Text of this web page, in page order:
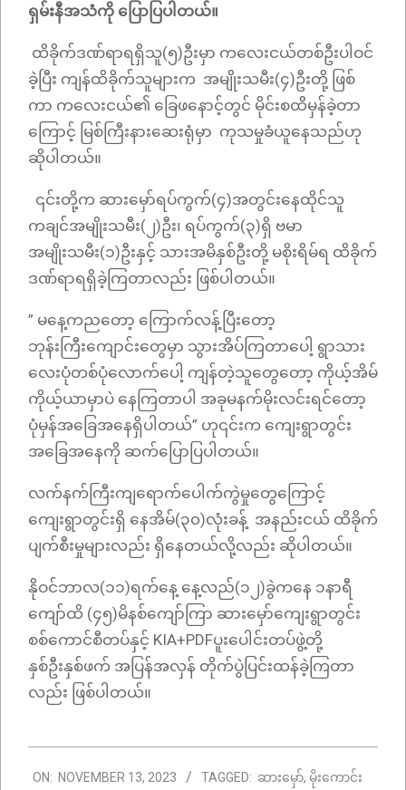
ရှမ်းနီအသံကို ပြောပြပါတယ်။
ထိခိုက်ဒဏ်ရာရရှိသူ(၅)ဦးမှာ ကလေးငယ်တစ်ဦးပါဝင်
ခဲ့ပြီး ကျန်ထိခိုက်သူများက အမျိုးသမီး(၄)ဦးတို့ ဖြစ်
ကာ ကလေးငယ်၏ ခြေဖနောင့်တွင် မိုင်းစထိမှန်ခဲ့တာ
ကြောင့် မြစ်ကြီးနားဆေးရုံမှာ ကုသမှုခံယူနေသည်ဟု
ဆိုပါတယ်။
၎င်းတို့က ဆားမှော်ရပ်ကွက်(၄)အတွင်းနေထိုင်သူ
ကချင်အမျိုးသမီး(၂)ဦး၊ ရပ်ကွက်(၃)ရှိ ဗမာ
အမျိုးသမီး(၁)ဦးနှင့် သားအမိနှစ်ဦးတို့ မစိုးရိမ်ရ ထိခိုက်
ဒဏ်ရာရရှိခဲ့ကြတာလည်း ဖြစ်ပါတယ်။
” မနေ့ကညတော့ ကြောက်လန့်ပြီးတော့
ဘုန်းကြီးကျောင်းတွေမှာ သွားအိပ်ကြတာပေါ့ ရွာသား
လေးပုံတစ်ပုံလောက်ပေါ့ ကျန်တဲ့သူတွေတော့ ကိုယ့်အိမ်
ကိုယ့်ယာမှာပဲ နေကြတာပါ အခုမနက်မိုးလင်းရင်တော့
ပုံမှန်အခြေအနေရှိပါတယ်” ဟု၎င်းက ကျေးရွာတွင်း
အခြေအနေကို ဆက်ပြောပြပါတယ်။
လက်နက်ကြီးကျရောက်ပေါက်ကွဲမှုတွေကြောင့်
ကျေးရွာတွင်းရှိ နေအိမ်(၃၀)လုံးခန့် အနည်းငယ် ထိခိုက်
ပျက်စီးမှုများလည်း ရှိနေတယ်လို့လည်း ဆိုပါတယ်။
နိုဝင်ဘာလ(၁၁)ရက်နေ့ နေ့လည်(၁၂)ခွဲကနေ ၁နာရီ
ကျော်ထိ (၄၅)မိနစ်ကျော်ကြာ ဆားမှော်ကျေးရွာတွင်း
စစ်ကောင်စီတပ်နှင့် KIA+PDFပူးပေါင်းတပ်ဖွဲ့တို့
နှစ်ဦးနှစ်ဖက် အပြန်အလှန် တိုက်ပွဲပြင်းထန်ခဲ့ကြတာ
လည်း ဖြစ်ပါတယ်။
11-
ON: NOVEMBER 13, 2023 TAGGED: ဆားမှော်, မိုးကောင်း